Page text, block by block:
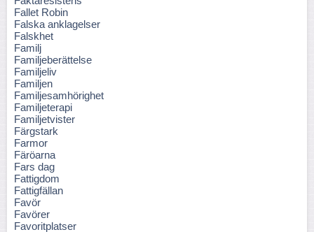
Fallet Robin
Falska anklagelser
Falskhet
Familj
Familjeberättelse
Familjeliv
Familjen
Familjesamhörighet
Familjeterapi
Familjetvister
Färgstark
Farmor
Färöarna
Fars dag
Fattigdom
Fattigfällan
Favör
Favörer
Favoritplatser